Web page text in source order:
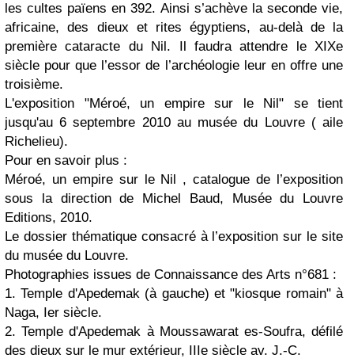
les cultes païens en 392. Ainsi s’achève la seconde vie,
africaine, des dieux et rites égyptiens, au-delà de la
première cataracte du Nil. Il faudra attendre le XIXe
siècle pour que l’essor de l’archéologie leur en offre une
troisième.
L'exposition "Méroé, un empire sur le Nil" se tient
jusqu'au 6 septembre 2010 au musée du Louvre ( aile
Richelieu).
Pour en savoir plus :
Méroé, un empire sur le Nil , catalogue de l’exposition
sous la direction de Michel Baud, Musée du Louvre
Editions, 2010.
Le dossier thématique consacré à l’exposition sur le site
du musée du Louvre.
Photographies issues de Connaissance des Arts n°681 :
1. Temple d'Apedemak (à gauche) et "kiosque romain" à
Naga, Ier siècle.
2. Temple d'Apedemak à Moussawarat es-Soufra, défilé
des dieux sur le mur extérieur, IIIe siècle av. J.-C.